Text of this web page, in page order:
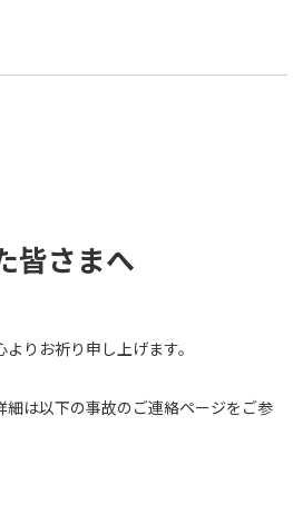
皆さまへ
りお祈り申し上げます。
は以下の事故のご連絡ページをご参